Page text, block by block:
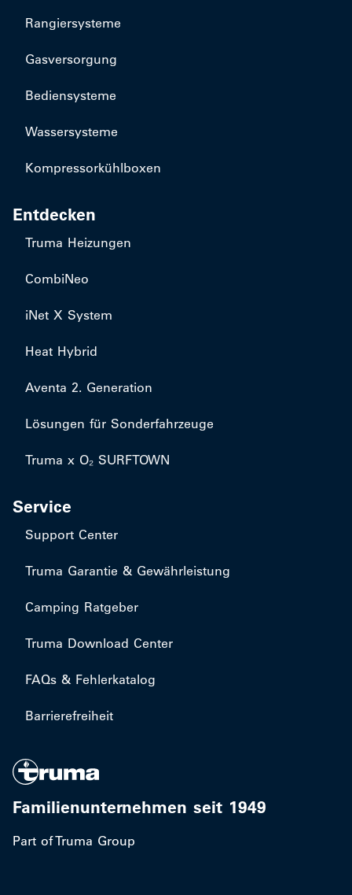
Rangiersysteme
Gasversorgung
Bediensysteme
Wassersysteme
Kompressorkühlboxen
Entdecken
Truma Heizungen
CombiNeo
iNet X System
Heat Hybrid
Aventa 2. Generation
Lösungen für Sonderfahrzeuge
Truma x O₂ SURFTOWN
Service
Support Center
Truma Garantie & Gewährleistung
Camping Ratgeber
Truma Download Center
FAQs & Fehlerkatalog
Barrierefreiheit
Familienunternehmen seit 1949
Part of Truma Group